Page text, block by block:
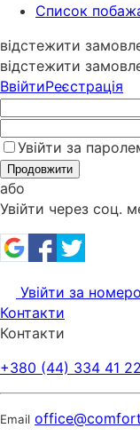
Список
відстежити
відстежити
ВвійтиРеєстрація
Увійти за
Продовжити
або
Увійти через соц.
Увійти за
Контакти
Контакти
+380 (44) 334 41 22
Email